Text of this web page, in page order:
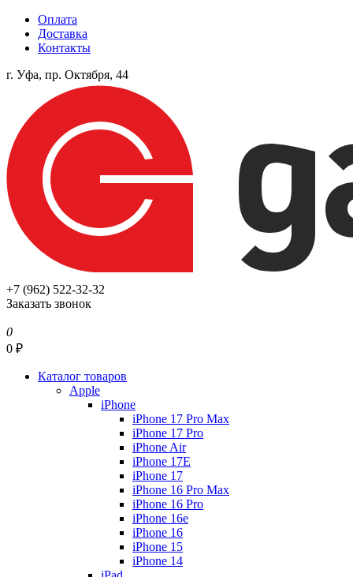
Оплата
Доставка
Контакты
г. Уфа, пр. Октября, 44
+7 (962) 522-32-32
Заказать звонок
0
0 ₽
Каталог товаров
Apple
iPhone
iPhone 17 Pro Max
iPhone 17 Pro
iPhone Air
iPhone 17E
iPhone 17
iPhone 16 Pro Max
iPhone 16 Pro
iPhone 16e
iPhone 16
iPhone 15
iPhone 14